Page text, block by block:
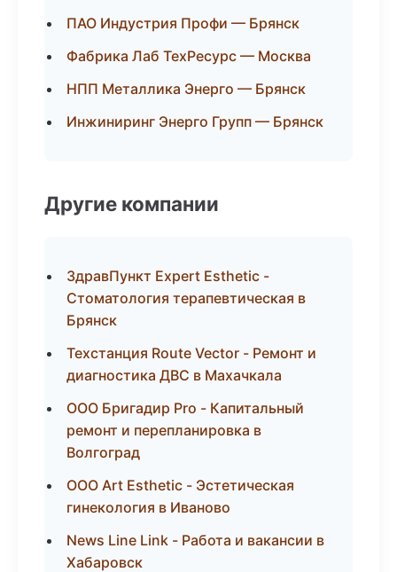
ПАО Индустрия Профи — Брянск
Фабрика Лаб ТехРесурс — Москва
НПП Металлика Энерго — Брянск
Инжиниринг Энерго Групп — Брянск
Другие компании
ЗдравПункт Expert Esthetic -
Стоматология терапевтическая в
Брянск
Техстанция Route Vector - Ремонт и
диагностика ДВС в Махачкала
ООО Бригадир Pro - Капитальный
ремонт и перепланировка в
Волгоград
ООО Art Esthetic - Эстетическая
гинекология в Иваново
News Line Link - Работа и вакансии в
Хабаровск